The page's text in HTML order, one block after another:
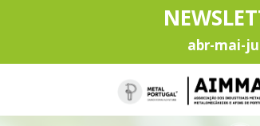
abr-mai-